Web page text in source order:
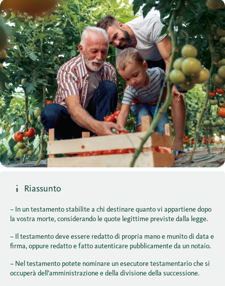
Riassunto
– In un testamento stabilite a chi destinare quanto vi appartiene dopo
la vostra morte, considerando le quote legittime previste dalla legge.
– Il testamento deve essere redatto di propria mano e munito di data e
firma, oppure redatto e fatto autenticare pubblicamente da un notaio.
– Nel testamento potete nominare un esecutore testamentario che si
occuperà dell’amministrazione e della divisione della successione.